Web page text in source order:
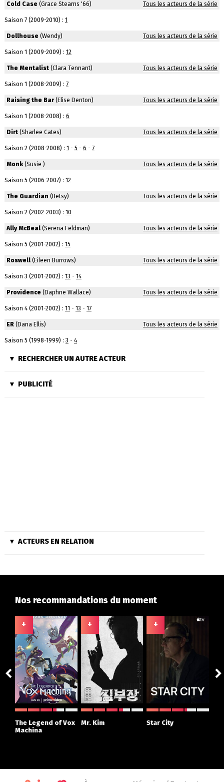
Cold Case(Grace Stearns '66) Tous les acteurs de la série
Saison 7 (2009-2010) : 1
Dollhouse(Wendy) Tous les acteurs de la série
Saison 1 (2009-2009) : 12
The Mentalist(Clara Tennant) Tous les acteurs de la série
Saison 1 (2008-2009) : 7
Raising the Bar(Elise Denton) Tous les acteurs de la série
Saison 1 (2008-2008) : 6
Dirt(Sharlee Cates) Tous les acteurs de la série
Saison 2 (2008-2008) : 1 - 5 - 6 - 7
Monk(Susie ) Tous les acteurs de la série
Saison 5 (2006-2007) : 12
The Guardian (Betsy) Tous les acteurs de la série
Saison 2 (2002-2003) : 10
Ally McBeal(Serena Feldman) Tous les acteurs de la série
Saison 5 (2001-2002) : 15
Roswell(Eileen Burrows) Tous les acteurs de la série
Saison 3 (2001-2002) : 13 - 14
Providence(Daphne Wallace) Tous les acteurs de la série
Saison 4 (2001-2002) : 11 - 13 - 17
ER(Dana Ellis) Tous les acteurs de la série
Saison 5 (1998-1999) : 3 - 4
RECHERCHER UN AUTRE ACTEUR
PUBLICITÉ
ACTEURS EN RELATION
Nos recommandations du moment
+
The Legend of Vox
Machina
+
Mr. Kim
+
Star City